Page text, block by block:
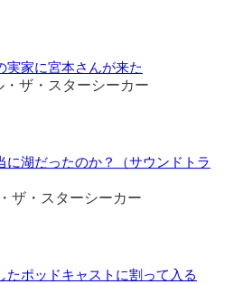
実家に宮本さんが来た
・ザ・スターシーカー
に湖だったのか？（サウンドトラ
ザ・スターシーカー
たポッドキャストに割って入る